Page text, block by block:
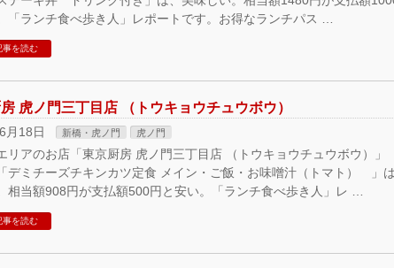
「ランチ食べ歩き人」レポートです。お得なランチパス …
事を読む
虎ノ門三丁目店 （トウキョウチュウボウ）
月18日 新橋・虎ノ門 虎ノ門
リアのお店「東京厨房 虎ノ門三丁目店 （トウキョウチュウボウ）
デミチーズチキンカツ定食 メイン・ご飯・お味噌汁（トマト） 」
相当額908円が支払額500円と安い。「ランチ食べ歩き人」レ …
事を読む